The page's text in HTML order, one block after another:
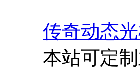
传奇动态
本站可定